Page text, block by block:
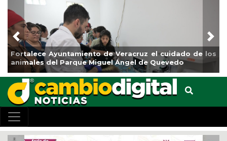
La ciudad de Veracruz se suma a la Jornada Nacional
de Reforestación 2026
Previous